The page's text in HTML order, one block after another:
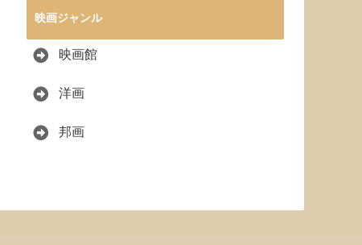
映画ジャンル
映画館
洋画
邦画